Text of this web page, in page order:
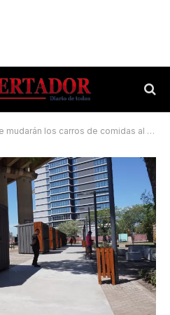
carros de comidas al paseo gastronómico Arazaty